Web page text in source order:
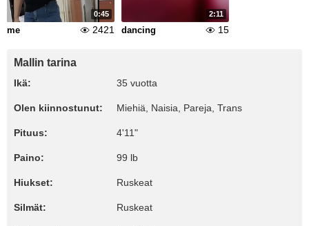
0:45
me 2421
2:11
dancing 15
Mallin tarina
Ikä: 35 vuotta
Olen kiinnostunut: Miehiä, Naisia, Pareja, Trans
Pituus: 4'11"
Paino: 99 lb
Hiukset: Ruskeat
Silmät: Ruskeat